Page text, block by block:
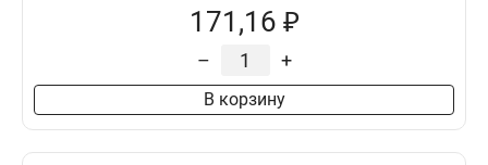
171,16 ₽
– +
В корзину